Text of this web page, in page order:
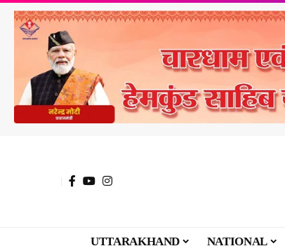
UTTARAKHAND NATIONAL